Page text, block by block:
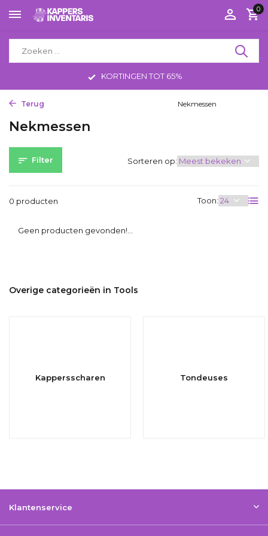
0
KORTINGEN TOT 65%
Terug Nekmessen
Nekmessen
Filter
0 producten Toon:
Sorteren op:
Geen producten gevonden!...
Overige categorieën in Tools
Kappersscharen Tondeuses
Klantenservice